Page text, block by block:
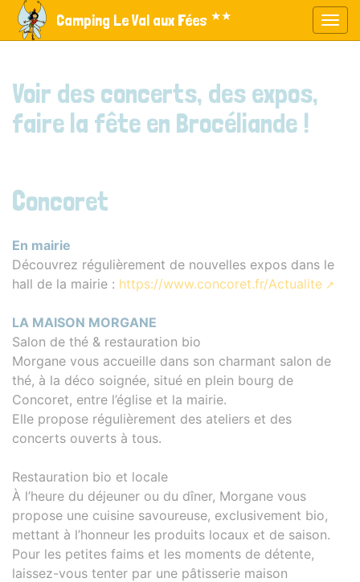
Camping Le Val aux Fées ★★
Voir des concerts, des expos,
faire la fête en Brocéliande !
Concoret
En mairie
Découvrez régulièrement de nouvelles expos dans le
hall de la mairie : https://www.concoret.fr/Actualite
LA MAISON MORGANE
Salon de thé & restauration bio
Morgane vous accueille dans son charmant salon de
thé, à la déco soignée, situé en plein bourg de
Concoret, entre l’église et la mairie.
Elle propose régulièrement des ateliers et des
concerts ouverts à tous.
Restauration bio et locale
À l’heure du déjeuner ou du dîner, Morgane vous
propose une cuisine savoureuse, exclusivement bio,
mettant à l’honneur les produits locaux et de saison.
Pour les petites faims et les moments de détente,
laissez-vous tenter par une pâtisserie maison
Panneau de gestion des cookies